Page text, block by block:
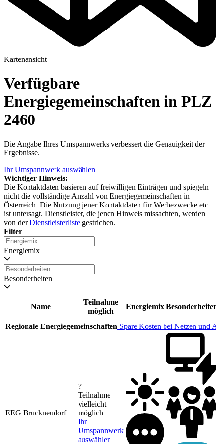
Kartenansicht
Verfügbare
Energiegemeinschaften in PLZ
2460
Die Angabe Ihres Umspannwerks verbessert die Genauigkeit der
Ergebnisse.
Ihr Umspannwerk auswählen
Wichtiger Hinweis:
Die Kontaktdaten basieren auf freiwilligen Einträgen und spiegeln
nicht die vollständige Anzahl von Energiegemeinschaften in
Österreich. Die Nutzung jener Kontaktdaten für Werbezwecke etc.
ist untersagt. Dienstleister, die jenen Hinweis missachten, werden
von derDienstleisterliste gestrichen.
Filter
Energiemix
Besonderheiten
Name
Teilnahme
möglich
Energiemix Besonderheiten
Regionale Energiegemeinschaften Spare Kosten bei Netzen und
EEG Bruckneudorf
?
Teilnahme
vielleicht
möglich
Ihr
Umspannwerk
auswählen